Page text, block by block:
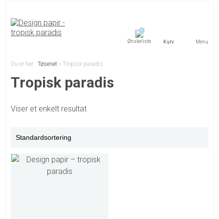
0
Menu
Du er her:Tøseriet »Tropisk paradis
Tropisk paradis
Viser et enkelt resultat